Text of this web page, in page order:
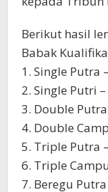
Berikut hasil
Babak
1. Single Putra
2. Single Putri
3. Double
4. Double
5. Triple Putra
6. Triple
7. Beregu